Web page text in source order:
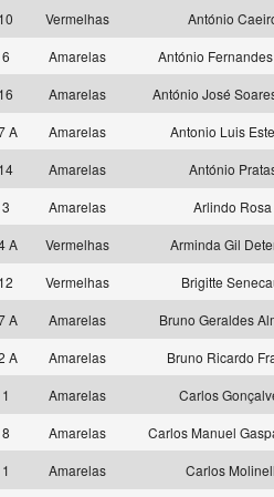
10 Vermelhas
António
6 Amarelas
António
16 Amarelas
António José
A Amarelas
Antonio Luis
14 Amarelas
António
3 Amarelas
Arlindo Rosa
A Vermelhas
Arminda Gil
12 Vermelhas
Brigitte
A Amarelas
Bruno Geraldes
A Amarelas
Bruno Ricardo
1 Amarelas
Carlos
8 Amarelas
Carlos Manuel
1 Amarelas
Carlos